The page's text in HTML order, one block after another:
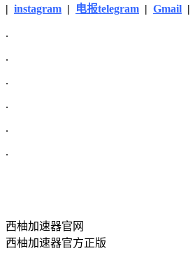
| instagram | 电报telegram | Gmail |
.
.
.
.
.
.
西柚加速器官网
西柚加速器官方正版